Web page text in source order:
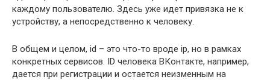
каждому пользователю. Здесь уже идет привязка не к
устройству, а непосредственно к человеку.
В общем и целом, id – это что-то вроде ip, но в рамках
конкретных сервисов. ID человека ВКонтакте, например,
дается при регистрации и остается неизменным на